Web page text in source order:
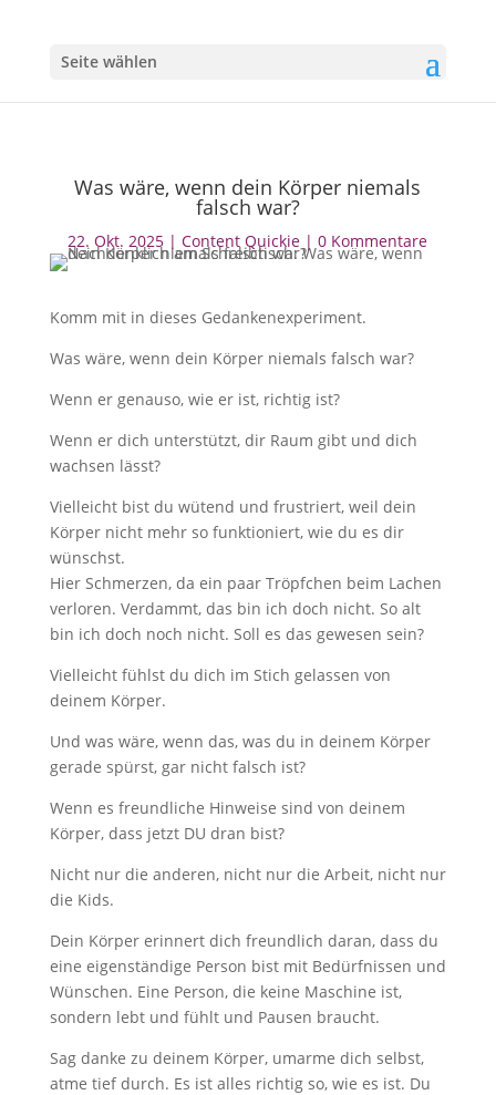
Seite wählen
Was wäre, wenn dein Körper niemals
falsch war?
22. Okt. 2025 |Content Quickie |0 Kommentare
Komm mit in dieses Gedankenexperiment.
Was wäre, wenn dein Körper niemals falsch war?
Wenn er genauso, wie er ist, richtig ist?
Wenn er dich unterstützt, dir Raum gibt und dich
wachsen lässt?
Vielleicht bist du wütend und frustriert, weil dein
Körper nicht mehr so funktioniert, wie du es dir
wünschst.
Hier Schmerzen, da ein paar Tröpfchen beim Lachen
verloren. Verdammt, das bin ich doch nicht. So alt
bin ich doch noch nicht. Soll es das gewesen sein?
Vielleicht fühlst du dich im Stich gelassen von
deinem Körper.
Und was wäre, wenn das, was du in deinem Körper
gerade spürst, gar nicht falsch ist?
Wenn es freundliche Hinweise sind von deinem
Körper, dass jetzt DU dran bist?
Nicht nur die anderen, nicht nur die Arbeit, nicht nur
die Kids.
Dein Körper erinnert dich freundlich daran, dass du
eine eigenständige Person bist mit Bedürfnissen und
Wünschen. Eine Person, die keine Maschine ist,
sondern lebt und fühlt und Pausen braucht.
Sag danke zu deinem Körper, umarme dich selbst,
atme tief durch. Es ist alles richtig so, wie es ist. Du